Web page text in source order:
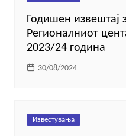
Годишен извештај
Регионалниот
2023/24 година
30/08/2024
Известувања